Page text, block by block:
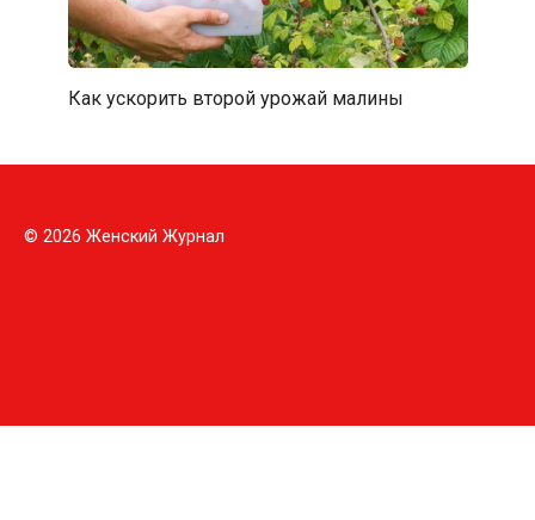
Как ускорить второй урожай малины
© 2026 Женский Журнал